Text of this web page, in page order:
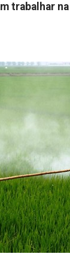
trabalhar